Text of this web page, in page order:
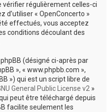
vérifier régulièrement celles-ci
d’utiliser « OpenConcerto »
effectués, vous acceptez
conditions découlant des
(désigné ci-après par
», « www.phpbb.com »,
») qui est un script libre de
General Public License v2 »
peut être téléchargé depuis
facilite seulement les